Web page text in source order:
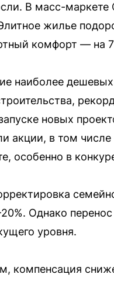
В масс-маркете
жилье
комфорт — на
наиболее
новых
акции, в том
особенно в
Однако
уровня.
компенсация